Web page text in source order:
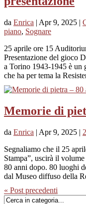
da Enrica | Apr 9, 2025 |
piano, Sognare
25 aprile ore 15
Presentazione del gioco
a Torino 1943-1945 è un
che ha per tema la
Memorie di
da Enrica | Apr 9, 2025 |
Segnaliamo che il 25
Stampa”, uscirà il
80 anni dopo. 80 luoghi
dal Museo diffuso della
« Post precedenti